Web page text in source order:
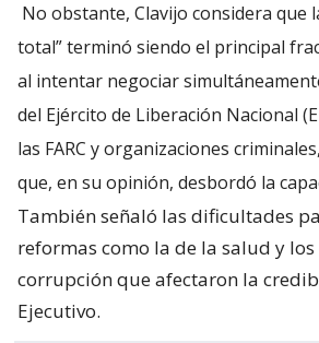
No obstante, Clavijo considera que
total” terminó siendo el principal
al intentar negociar
del Ejército de Liberación Nacional
las FARC y organizaciones
que, en su opinión, desbordó la
También señaló las dificultades
reformas como la de la salud y
corrupción que afectaron la
Ejecutivo.